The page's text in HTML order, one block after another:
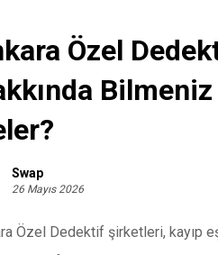
Özel
Swap
26 Mayıs 2026
Özel Dedektif şirketleri, kayıp